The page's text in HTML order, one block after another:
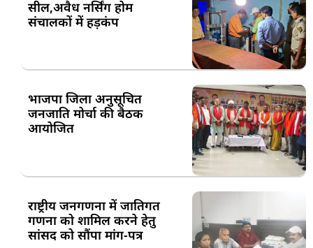
सील,अवैध नर्सिंग होम
संचालकों में हड़कंप
भाजपा जिला अनुसूचित
जनजाति मोर्चा की बैठक
आयोजित
राष्ट्रीय जनगणना में जातिगत
गणना को शामिल करने हेतु
सांसद को सौंपा मांग-पत्र